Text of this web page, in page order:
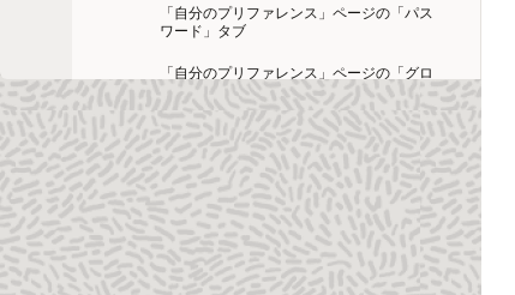
「自分のプリファレンス」ページの「パス
ワード」タブ
「自分のプリファレンス」ページの「グロ